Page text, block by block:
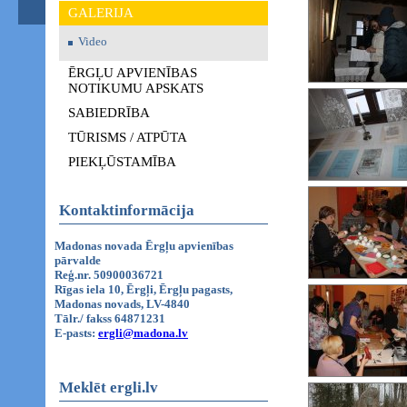
GALERIJA
Video
ĒRGĻU APVIENĪBAS
NOTIKUMU APSKATS
SABIEDRĪBA
TŪRISMS / ATPŪTA
PIEKĻŪSTAMĪBA
Kontaktinformācija
Madonas novada Ērgļu apvienības
pārvalde
Reģ.nr. 50900036721
Rīgas iela 10, Ērgļi, Ērgļu pagasts,
Madonas novads, LV-4840
Tālr./ fakss 64871231
E-pasts: ergli@madona.lv
Meklēt ergli.lv